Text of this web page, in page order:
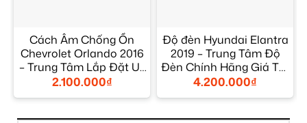
Cách Âm Chống Ồn
Chevrolet Orlando 2016
– Trung Tâm Lắp Đặt Uy
Tín TPHCM
2.100.000₫
Độ đèn Hyundai Elantra
2019 – Trung Tâm Độ
Đèn Chính Hãng Giá Tốt
TPHCM
4.200.000₫